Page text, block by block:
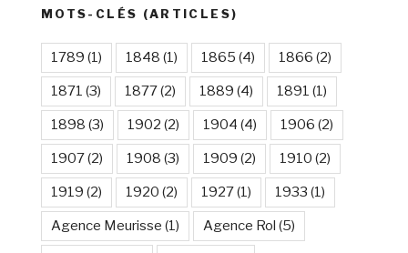
MOTS-CLÉS (ARTICLES)
1789 (1) 1848 (1) 1865 (4) 1866 (2)
1871 (3) 1877(2) 1889 (4) 1891 (1)
1898 (3) 1902 (2) 1904 (4) 1906 (2)
1907(2) 1908 (3) 1909 (2) 1910 (2)
1919 (2) 1920 (2) 1927(1) 1933 (1)
Agence Meurisse (1) Agence Rol (5)